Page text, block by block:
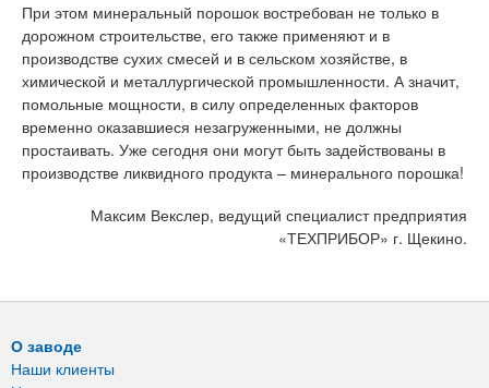
При этом минеральный порошок востребован не только в
дорожном строительстве, его также применяют и в
производстве сухих смесей и в сельском хозяйстве, в
химической и металлургической промышленности. А значит,
помольные мощности, в силу определенных факторов
временно оказавшиеся незагруженными, не должны
простаивать. Уже сегодня они могут быть задействованы в
производстве ликвидного продукта – минерального порошка!
Максим Векслер, ведущий специалист предприятия
«ТЕХПРИБОР» г. Щекино.
О заводе
Наши клиенты